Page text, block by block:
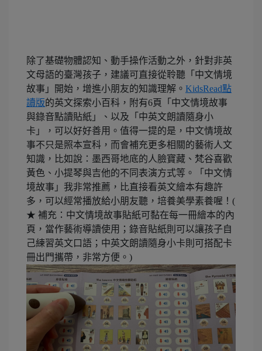
除了基礎物體認知、動手操作活動之外，針對非英
文母語的臺灣孩子，建議可直接從聆聽「中文情境
故事」開始，增進小朋友的知識理解。 KidsRead點
讀版的英文探索小百科，附有6頁「中文情境故事
與錄音點讀貼紙」、以及「中英文朗讀隨身小
卡」，可以好好善用。值得一提的是，中文情境故
事不只是照本宣科，而會補充更多相關的藝術人文
知識，比如說：墨西哥地底的人臉寶藏、梵谷喜歡
黃色、小提琴與吉他的不同表演方式等。「中文情
境故事」我非常推薦，比直接看英文繪本有趣許
多，可以經常播放給小朋友聽，培養美學素養喔！(
★ 補充：中文情境故事貼紙可黏在每一冊繪本的內
頁，當作藝術導讀使用；錄音貼紙則可以讓孩子自
己練習英文口語；中英文朗讀隨身小卡則可搭配卡
冊出門攜帶，非常方便。)